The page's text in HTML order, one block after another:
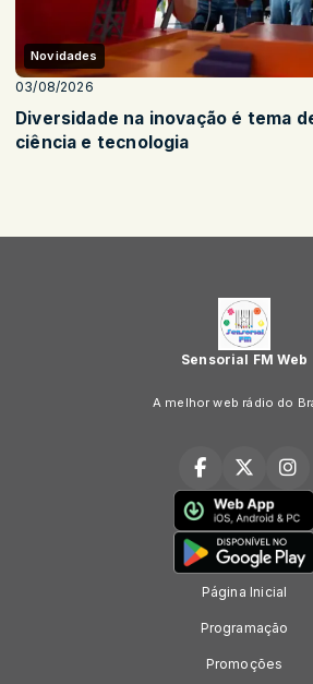
Novidades
03/08/2026
Diversidade na inovação é tema
ciência e tecnologia
Sensorial FM Web
A melhor web rádio do
Página Inicial
Programação
Promoções